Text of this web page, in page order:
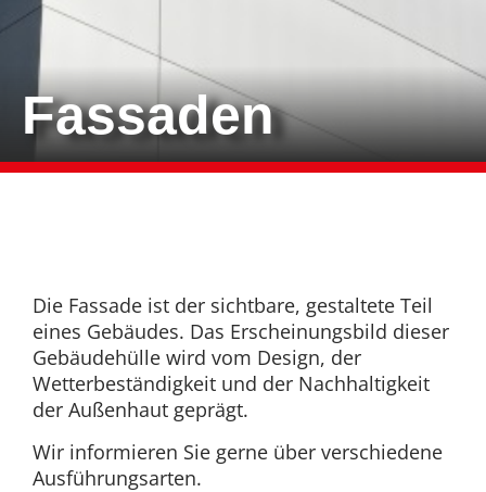
Fassaden
Die Fassade ist der sichtbare, gestaltete Teil
eines Gebäudes. Das Erscheinungsbild dieser
Gebäudehülle wird vom Design, der
Wetterbeständigkeit und der Nachhaltigkeit
der Außenhaut geprägt.
Wir informieren Sie gerne über verschiedene
Ausführungsarten.